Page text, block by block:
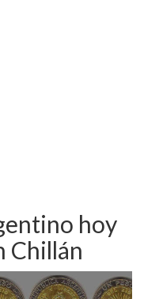
hoy
Chillán